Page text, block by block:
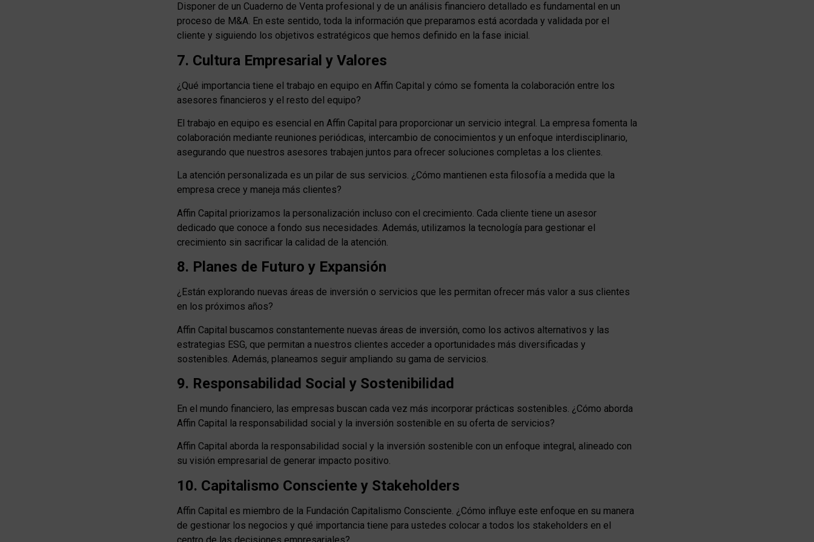
Disponer de un Cuaderno de Venta profesional y de un análisis financiero detallado es fundamental en un
proceso de M&A. En este sentido, toda la información que preparamos está acordada y validada por el
cliente y siguiendo los objetivos estratégicos que hemos definido en la fase inicial.
7. Cultura Empresarial y Valores
¿Qué importancia tiene el trabajo en equipo en Affin Capital y cómo se fomenta la colaboración entre los
asesores financieros y el resto del equipo?
El trabajo en equipo es esencial en Affin Capital para proporcionar un servicio integral. La empresa fomenta la
colaboración mediante reuniones periódicas, intercambio de conocimientos y un enfoque interdisciplinario,
asegurando que nuestros asesores trabajen juntos para ofrecer soluciones completas a los clientes.
La atención personalizada es un pilar de sus servicios. ¿Cómo mantienen esta filosofía a medida que la
empresa crece y maneja más clientes?
Affin Capital priorizamos la personalización incluso con el crecimiento. Cada cliente tiene un asesor
dedicado que conoce a fondo sus necesidades. Además, utilizamos la tecnología para gestionar el
crecimiento sin sacrificar la calidad de la atención.
8. Planes de Futuro y Expansión
¿Están explorando nuevas áreas de inversión o servicios que les permitan ofrecer más valor a sus clientes
en los próximos años?
Affin Capital buscamos constantemente nuevas áreas de inversión, como los activos alternativos y las
estrategias ESG, que permitan a nuestros clientes acceder a oportunidades más diversificadas y
sostenibles. Además, planeamos seguir ampliando su gama de servicios.
9. Responsabilidad Social y Sostenibilidad
En el mundo financiero, las empresas buscan cada vez más incorporar prácticas sostenibles. ¿Cómo aborda
Affin Capital la responsabilidad social y la inversión sostenible en su oferta de servicios?
Affin Capital aborda la responsabilidad social y la inversión sostenible con un enfoque integral, alineado con
su visión empresarial de generar impacto positivo.
10. Capitalismo Consciente y Stakeholders
Affin Capital es miembro de la Fundación Capitalismo Consciente. ¿Cómo influye este enfoque en su manera
de gestionar los negocios y qué importancia tiene para ustedes colocar a todos los stakeholders en el